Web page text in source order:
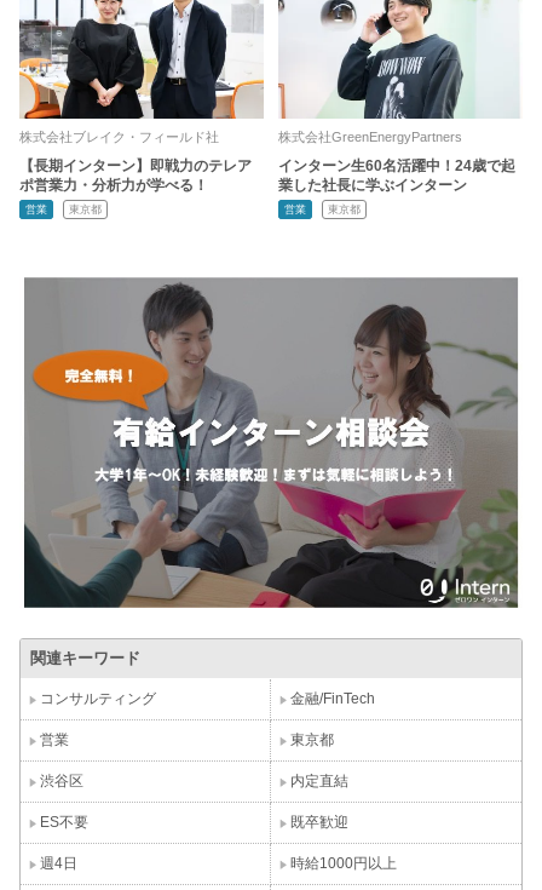
株式会社ブレイク・フィールド社
【長期インターン】即戦力のテレア
ポ営業力・分析力が学べる！
営業 東京都
株式会社GreenEnergyPartners
インターン生60名活躍中！24歳で起
業した社長に学ぶインターン
営業 東京都
関連キーワード
コンサルティング 金融/FinTech
営業 東京都
渋谷区 内定直結
ES不要 既卒歓迎
週4日 時給1000円以上